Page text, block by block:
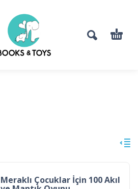
Meraklı Çocuklar İçin 100 Akıl